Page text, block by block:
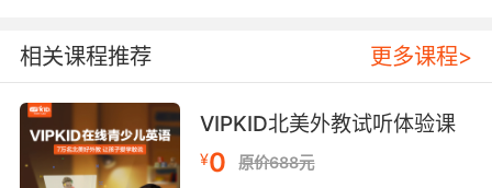
my homework。这里的did表示的是过去。
相关课程推荐 更多课程>
VIPKID北美外教试听体验课
¥0 原价688元